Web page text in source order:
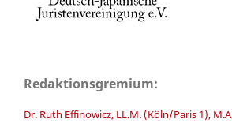
Redaktionsgremium:
Dr. Ruth Effinowicz, LL.M. (Köln/Paris 1),